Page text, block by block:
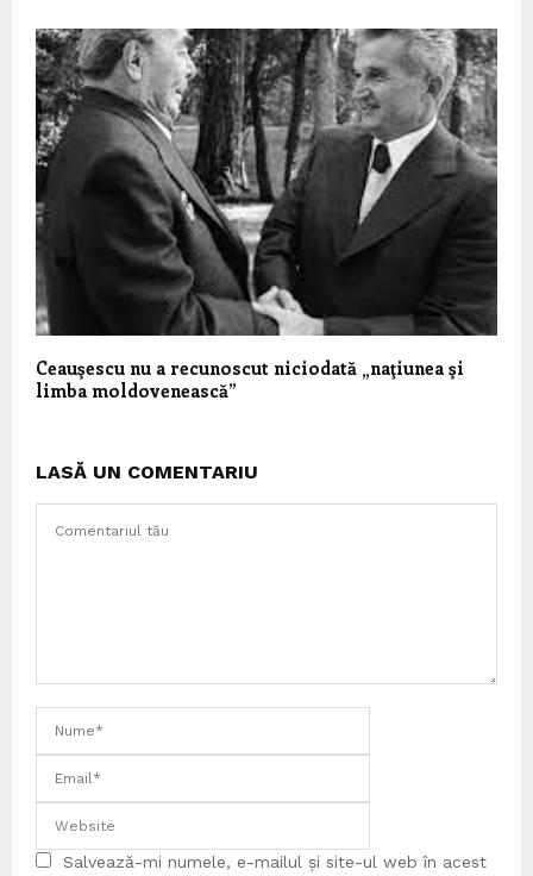
Ceauşescu nu a recunoscut niciodată „naţiunea şi
limba moldovenească”
LASĂ UN COMENTARIU
Salvează-mi numele, e-mailul și site-ul web în acest